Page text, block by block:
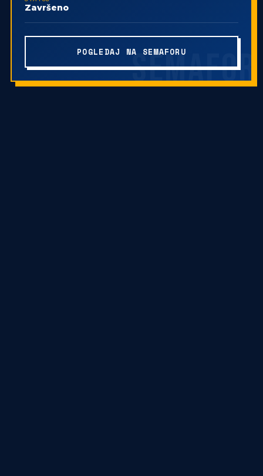
Završeno
POGLEDAJ NA SEMAFORU